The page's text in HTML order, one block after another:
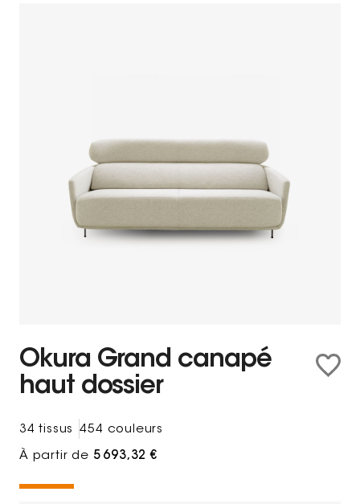
Okura Grand canapé
haut dossier
34 tissus 454 couleurs
À partir de 5 693,32 €